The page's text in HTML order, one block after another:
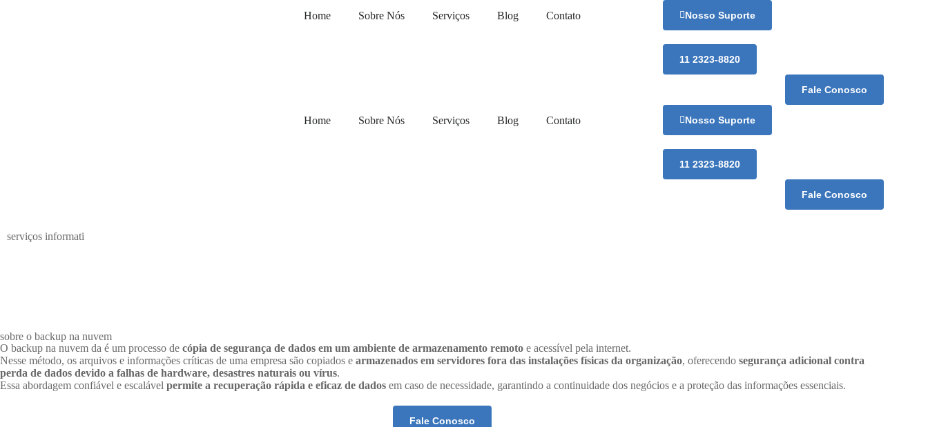
Home Sobre Nós Serviços Blog Contato Nosso Suporte
11 2323-8820
Fale Conosco
Home Sobre Nós Serviços Blog Contato Nosso Suporte
11 2323-8820
Fale Conosco
serviços informati
sobre o backup na nuvem
O backup na nuvem da é um processo de cópia de segurança de dados em um ambiente de armazenamento remoto e acessível pela internet.
Nesse método, os arquivos e informações críticas de uma empresa são copiados e armazenados em servidores fora das instalações físicas da organização, oferecendo segurança adicional contra
perda de dados devido a falhas de hardware, desastres naturais ou vírus.
Essa abordagem confiável e escalável permite a recuperação rápida e eficaz de dados em caso de necessidade, garantindo a continuidade dos negócios e a proteção das informações essenciais.
Fale Conosco